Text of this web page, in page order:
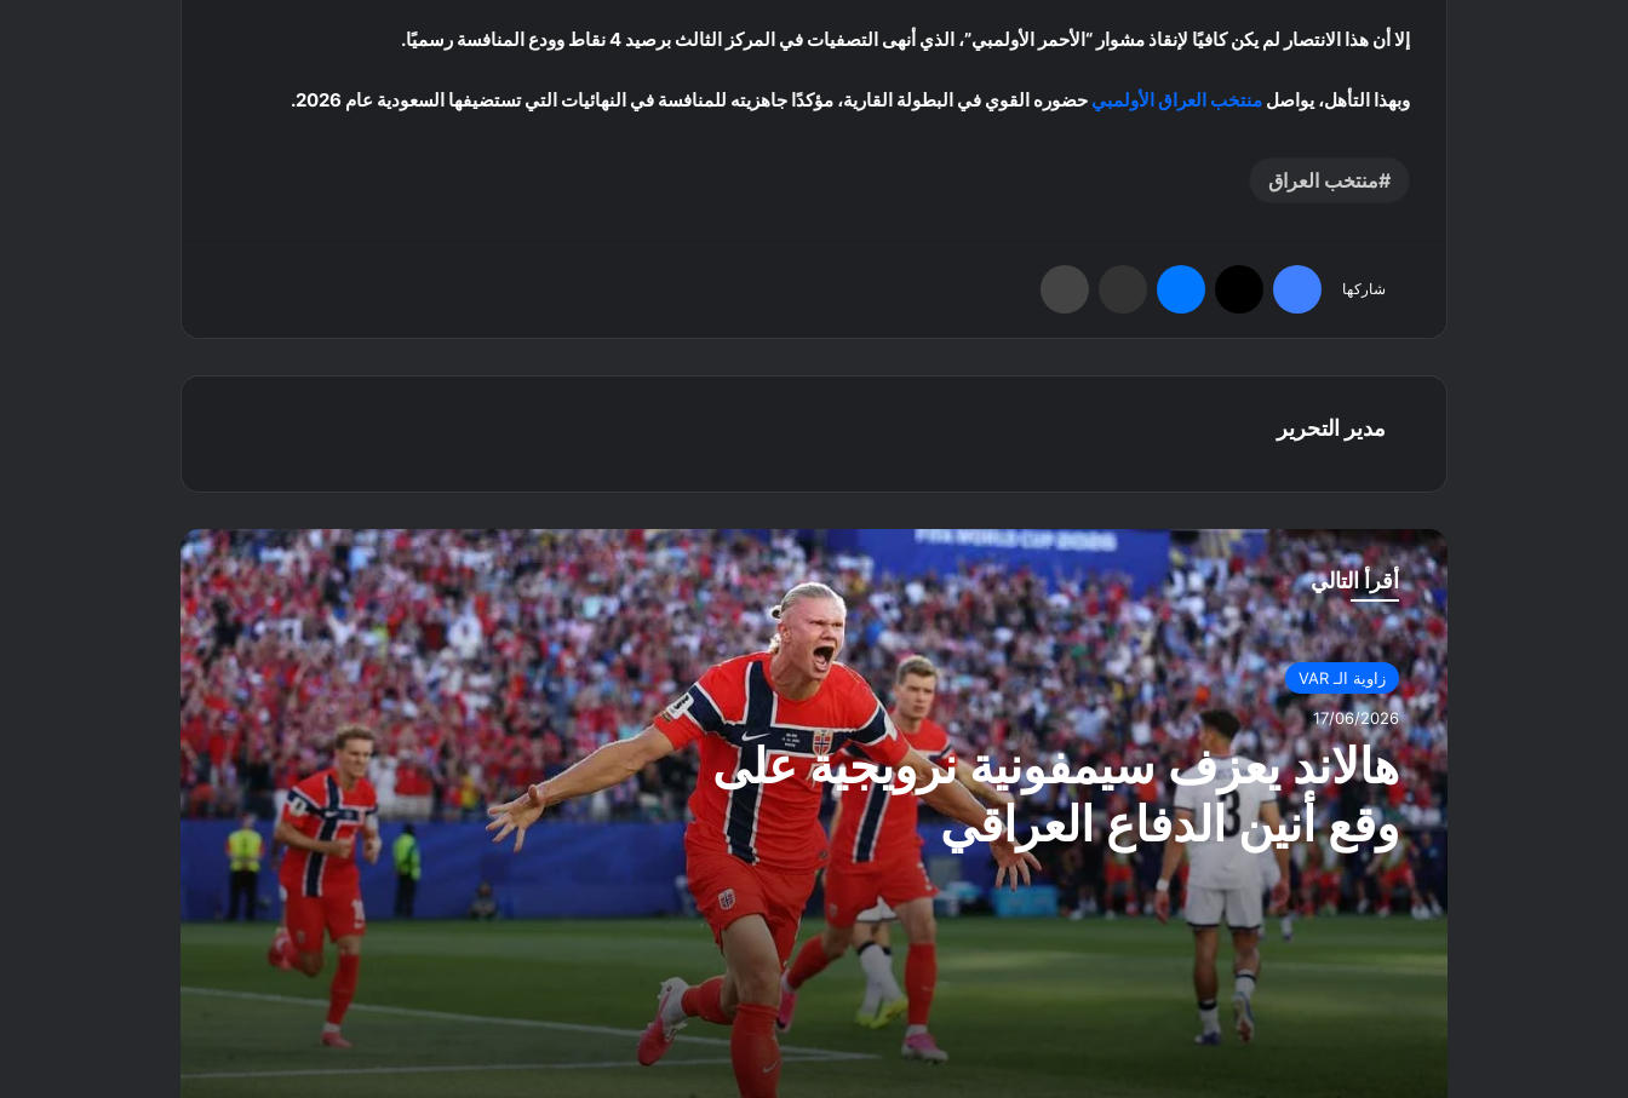
إلا أن هذا الانتصار لم يكن كافيًا لإنقاذ مشوار “الأحمر الأولمبي”، الذي أنهى التصفيات في المركز الثالث برصيد 4 نقاط وودع المنافسة رسميًا.
وبهذا التأهل، يواصلمنتخب العراق الأولمبي حضوره القوي في البطولة القارية، مؤكدًا جاهزيته للمنافسة في النهائيات التي تستضيفها السعودية عام 2026.
منتخب العراق
شاركها
مدير التحرير
أقرأ التالي
زاوية الـ VAR
17/06/2026
هالاند يعزف سيمفونية نرويجية على
وقع أنين الدفاع العراقي
هالاند يعزف سيمفونية
نرويجية على وقع أنين
الدفاع العراقي
دوسكي يسجل من زاوية
مستحيلة وباسل يصمد —
أسود الرافدين يحرجون
لاروخا في لاكورونيا
يسراه لم تخطئ — علي
يوسف يفتح حسابه
الدولي في جيرونا قبل